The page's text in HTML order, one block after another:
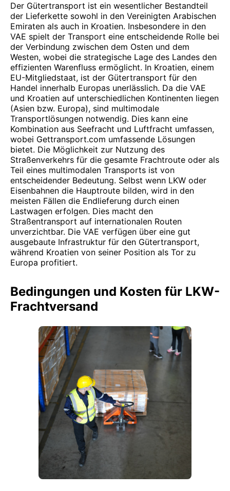
Der Gütertransport ist ein wesentlicher Bestandteil
der Lieferkette sowohl in den Vereinigten Arabischen
Emiraten als auch in Kroatien. Insbesondere in den
VAE spielt der Transport eine entscheidende Rolle bei
der Verbindung zwischen dem Osten und dem
Westen, wobei die strategische Lage des Landes den
effizienten Warenfluss ermöglicht. In Kroatien, einem
EU-Mitgliedstaat, ist der Gütertransport für den
Handel innerhalb Europas unerlässlich. Da die VAE
und Kroatien auf unterschiedlichen Kontinenten liegen
(Asien bzw. Europa), sind multimodale
Transportlösungen notwendig. Dies kann eine
Kombination aus Seefracht und Luftfracht umfassen,
wobei Gettransport.com umfassende Lösungen
bietet. Die Möglichkeit zur Nutzung des
Straßenverkehrs für die gesamte Frachtroute oder als
Teil eines multimodalen Transports ist von
entscheidender Bedeutung. Selbst wenn LKW oder
Eisenbahnen die Hauptroute bilden, wird in den
meisten Fällen die Endlieferung durch einen
Lastwagen erfolgen. Dies macht den
Straßentransport auf internationalen Routen
unverzichtbar. Die VAE verfügen über eine gut
ausgebaute Infrastruktur für den Gütertransport,
während Kroatien von seiner Position als Tor zu
Europa profitiert.
Bedingungen und Kosten für LKW-
Frachtversand